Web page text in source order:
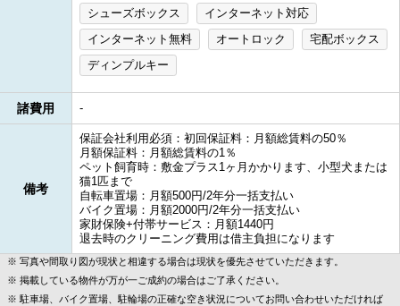
シューズボックス
インターネット対応
インターネット無料
オートロック
宅配ボックス
ディンプルキー
諸費用 -
備考
保証会社利用必須：初回保証料：月額総賃料の50％
月額保証料：月額総賃料の1％
ペット飼育時：敷金プラス1ヶ月かかります、小型犬または
猫1匹まで
自転車置場：月額500円/2年分一括支払い
バイク置場：月額2000円/2年分一括支払い
家財保険+付帯サービス：月額1440円
退去時のクリーニング費用は借主負担になります
写真や間取り図が現状と相違する場合は現状を優先させていただきます。
掲載している物件が万が一ご成約の場合はご了承ください。
駐車場、バイク置場、駐輪場の正確な空き状況についてお問い合わせいただければ